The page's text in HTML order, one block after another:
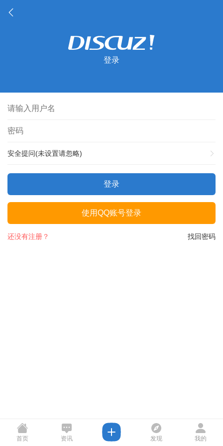
登录
安全提问(未设置请忽略)
登录
使用QQ账号登录
找回密码
还没有注册？
首页 资讯 发现 我的